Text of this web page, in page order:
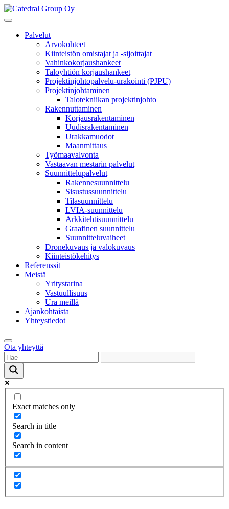
Palvelut
Arvokohteet
Kiinteistön omistajat ja -sijoittajat
Vahinkokorjaushankeet
Taloyhtiön korjaushankeet
Projektinjohtopalvelu-urakointi (PJPU)
Projektinjohtaminen
Talotekniikan projektinjohto
Rakennuttaminen
Korjausrakentaminen
Uudisrakentaminen
Urakkamuodot
Maanmittaus
Työmaavalvonta
Vastaavan mestarin palvelut
Suunnittelupalvelut
Rakennesuunnittelu
Sisustussuunnittelu
Tilasuunnittelu
LVIA-suunnittelu
Arkkitehtisuunnittelu
Graafinen suunnittelu
Suunnitteluvaiheet
Dronekuvaus ja valokuvaus
Kiinteistökehitys
Referenssit
Meistä
Yritystarina
Vastuullisuus
Ura meillä
Ajankohtaista
Yhteystiedot
Ota yhteyttä
Exact matches only
Search in title
Search in content